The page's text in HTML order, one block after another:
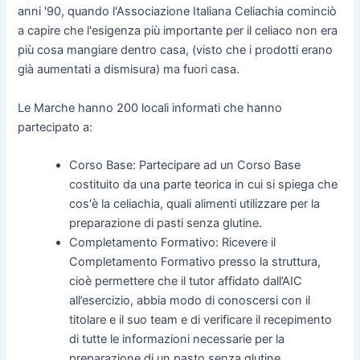
anni '90, quando l'Associazione Italiana Celiachia cominciò
a capire che l'esigenza più importante per il celiaco non era
più cosa mangiare dentro casa, (visto che i prodotti erano
già aumentati a dismisura) ma fuori casa.
Le Marche hanno 200 locali informati che hanno
partecipato a:
Corso Base: Partecipare ad un Corso Base
costituito da una parte teorica in cui si spiega che
cos'è la celiachia, quali alimenti utilizzare per la
preparazione di pasti senza glutine.
Completamento Formativo: Ricevere il
Completamento Formativo presso la struttura,
cioè permettere che il tutor affidato dall’AIC
all’esercizio, abbia modo di conoscersi con il
titolare e il suo team e di verificare il recepimento
di tutte le informazioni necessarie per la